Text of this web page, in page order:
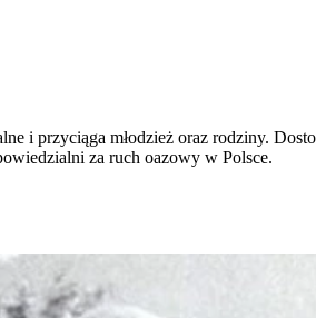
i przyciąga młodzież oraz rodziny.
za ruch oazowy w Polsce.